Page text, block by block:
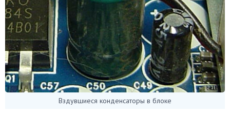
Вздувшиеся конденсаторы в блоке